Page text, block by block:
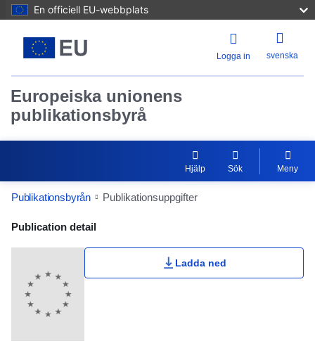
En officiell EU-webbplats
Logga in svenska
Europeiska unionens
publikationsbyrå
Hjälp Sök Meny
Publikationsbyrån Publikationsuppgifter
Publication Detail Actions Portlet
Publication detail
Ladda ned